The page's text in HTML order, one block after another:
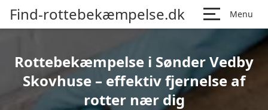
Find-rottebekæmpelse.dk Menu
Rottebekæmpelse i Sønder Vedby
Skovhuse – effektiv fjernelse af
rotter nær dig